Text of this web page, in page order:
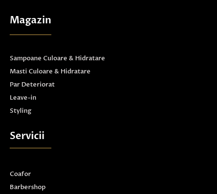
Magazin
Sampoane Culoare & Hidratare
Masti Culoare & Hidratare
Par Deteriorat
Leave-in
Styling
Servicii
Coafor
Barbershop